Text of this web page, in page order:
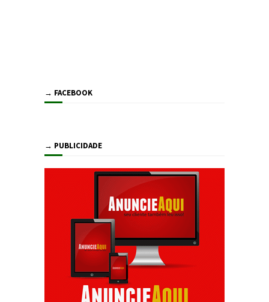
→ FACEBOOK
→ PUBLICIDADE